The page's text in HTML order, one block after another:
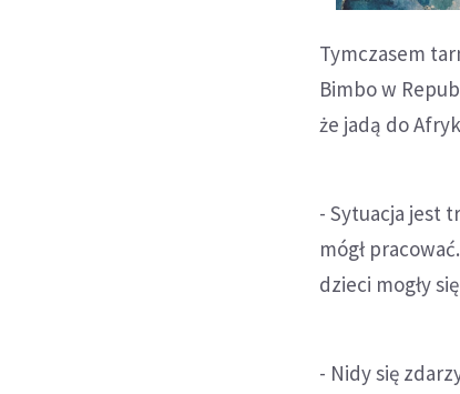
Tymczasem
Bimbo w
że jadą do
- Sytuacja jest
mógł
dzieci mogły
- Nidy się